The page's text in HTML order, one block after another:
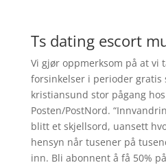
Ts dating escort
Vi gjør oppmerksom på at vi
forsinkelser i perioder gratis
kristiansund stor pågang
Posten/PostNord.
blitt et skjellsord, uansett
hensyn når tusener på
inn. Bli abonnent å få 50%